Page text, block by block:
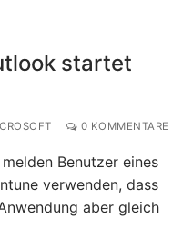
startet
0 KOMMENTARE
Benutzer eines
verwenden, dass
aber gleich